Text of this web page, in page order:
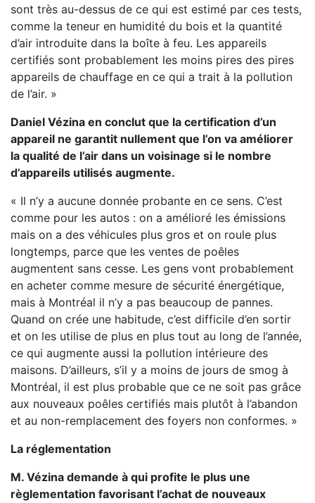
sont très au-dessus de ce qui est estimé par ces tests,
comme la teneur en humidité du bois et la quantité
d’air introduite dans la boîte à feu. Les appareils
certifiés sont probablement les moins pires des pires
appareils de chauffage en ce qui a trait à la pollution
de l’air. »
Daniel Vézina en conclut que la certification d’un
appareil ne garantit nullement que l’on va améliorer
la qualité de l’air dans un voisinage si le nombre
d’appareils utilisés augmente.
« Il n’y a aucune donnée probante en ce sens. C’est
comme pour les autos : on a amélioré les émissions
mais on a des véhicules plus gros et on roule plus
longtemps, parce que les ventes de poêles
augmentent sans cesse. Les gens vont probablement
en acheter comme mesure de sécurité énergétique,
mais à Montréal il n’y a pas beaucoup de pannes.
Quand on crée une habitude, c’est difficile d’en sortir
et on les utilise de plus en plus tout au long de l’année,
ce qui augmente aussi la pollution intérieure des
maisons. D’ailleurs, s’il y a moins de jours de smog à
Montréal, il est plus probable que ce ne soit pas grâce
aux nouveaux poêles certifiés mais plutôt à l’abandon
et au non-remplacement des foyers non conformes. »
La réglementation
M. Vézina demande à qui profite le plus une
règlementation favorisant l’achat de nouveaux